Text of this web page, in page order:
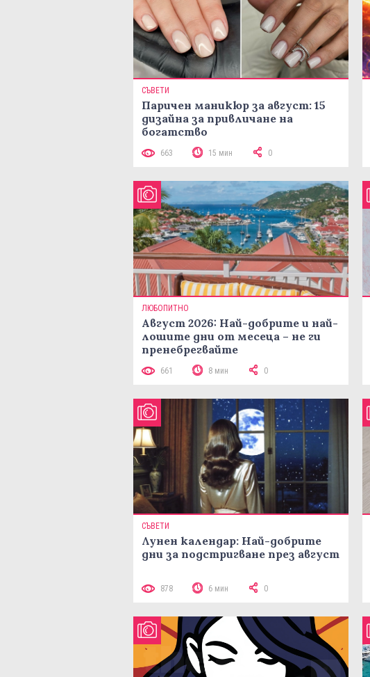
СЪВЕТИ
Паричен маникюр за август: 15
дизайна за привличане на
богатство
663 15 мин 0
ЛЮБОПИТНО
Август 2026: Най-добрите и най-
лошите дни от месеца – не ги
пренебрегвайте
661 8 мин 0
СЪВЕТИ
Лунен календар: Най-добрите
дни за подстригване през август
878 6 мин 0